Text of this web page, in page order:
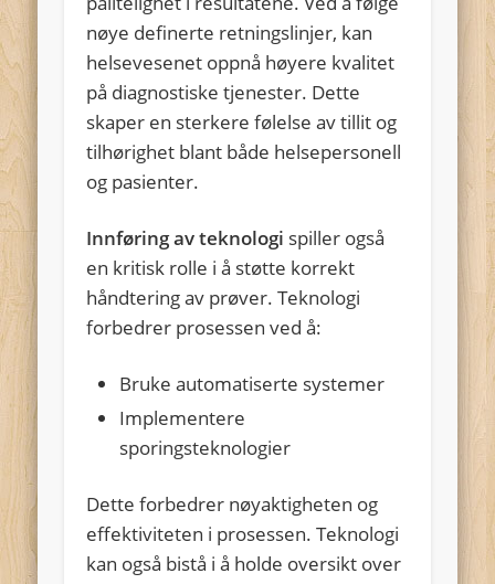
nøye definerte retningslinjer, kan
helsevesenet oppnå høyere kvalitet
på diagnostiske tjenester. Dette
skaper en sterkere følelse av tillit og
tilhørighet blant både helsepersonell
og pasienter.
Innføring av teknologi spiller også
en kritisk rolle i å støtte korrekt
håndtering av prøver. Teknologi
forbedrer prosessen ved å:
Bruke automatiserte systemer
Implementere
sporingsteknologier
Dette forbedrer nøyaktigheten og
effektiviteten i prosessen. Teknologi
kan også bistå i å holde oversikt over